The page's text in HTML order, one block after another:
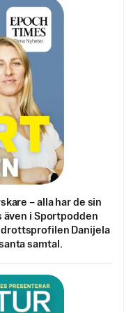
– alla har de sin
i Sportpodden
Danijela
samtal.